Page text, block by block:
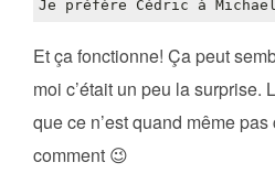
Et ça fonctionne! Ça peut
moi c’était un peu la surprise.
que ce n’est quand même pas
comment 😉